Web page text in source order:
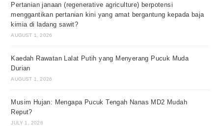
Pertanian janaan (regenerative agriculture) berpotensi
menggantikan pertanian kini yang amat bergantung kepada baja
kimia di ladang sawit?
AUGUST 1, 2026
Kaedah Rawatan Lalat Putih yang Menyerang Pucuk Muda
Durian
AUGUST 1, 2026
Musim Hujan: Mengapa Pucuk Tengah Nanas MD2 Mudah
Reput?
JULY 1, 2026